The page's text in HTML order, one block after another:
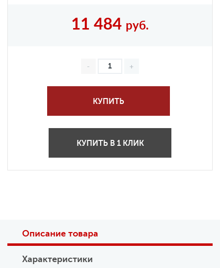
11 484 руб.
КУПИТЬ
КУПИТЬ В 1 КЛИК
Описание товара
Характеристики